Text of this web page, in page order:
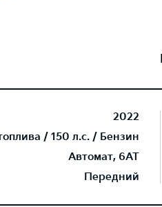
2022
/ 150 л.с. / Бензин
Автомат, 6AT
Передний